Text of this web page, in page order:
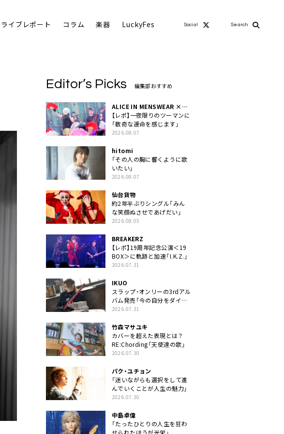
ライブレポート コラム 楽器 LuckyFes Social Search
Editor’s Picks 編集部おすすめ
ALICE IN MENSWEAR ×
MASCHERA
【レポ】一夜限りのツーマンに
「数奇な運命を感じます」
2026.08.07
hitomi
「その人の胸に響くように歌
いたい」
2026.08.07
仙台貨物
約2年半ぶりシングル「みん
な笑顔ぬさせであげだい」
2026.08.05
BREAKERZ
【レポ】19周年記念公演＜19
BOX＞に軌跡と加速「I.K.Z.」
2026.07.31
IKUO
スラップ・オンリーの3rdアル
バム発売「今の自分をダイレ
クトに」
2026.07.31
竹森マサユキ
カバーを超えた表現とは？
RE:Chording「天使達の歌」
2026.07.30
パク・ユチョン
「迷いながらも選択をして進
んでいくことが人生の魅力」
2026.07.30
中島卓偉
「たったひとりの人生を狂わ
せられたほうが光栄」